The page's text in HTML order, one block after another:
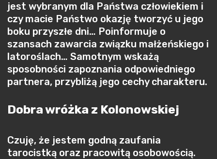
jest wybranym dla Państwa człowiekiem i
czy macie Państwo okazję tworzyć u jego
boku przyszłe dni… Poinformuje o
szansach zawarcia związku małżeńskiego i
latoroślach… Samotnym wskażą
sposobności zapoznania odpowiedniego
partnera, przybliżą jego cechy charakteru.
Dobra wróżka z Kolonowskiej
Czuję, że jestem godną zaufania
tarocistką oraz pracowitą osobowością.